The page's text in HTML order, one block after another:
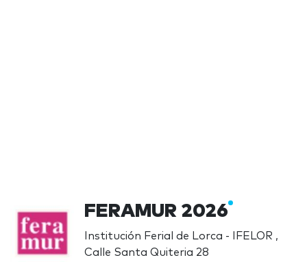
FERAMUR 2026
Institución Ferial de Lorca - IFELOR ,
Calle Santa Quiteria 28